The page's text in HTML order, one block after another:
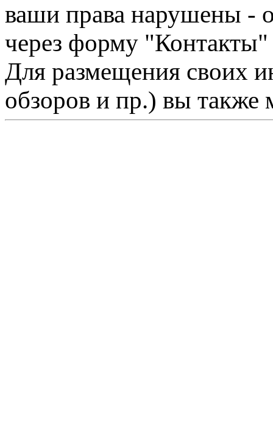
ваши права нарушены -
через форму "Контакты"
Для размещения своих
обзоров и пр.) вы также